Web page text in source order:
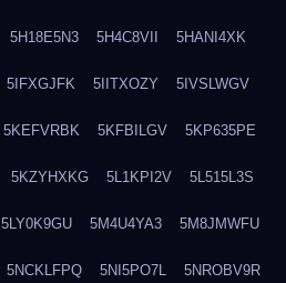
5H18E5N3 5H4C8VII 5HANI4XK
5IFXGJFK 5IITXOZY 5IVSLWGV
5KEFVRBK 5KFBILGV 5KP635PE
5KZYHXKG 5L1KPI2V 5L515L3S
5LY0K9GU 5M4U4YA3 5M8JMWFU
5NCKLFPQ 5NI5PO7L 5NROBV9R